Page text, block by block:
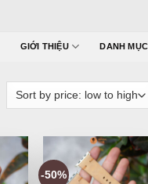
GIỚI THIỆU DANH MỤC
-50%